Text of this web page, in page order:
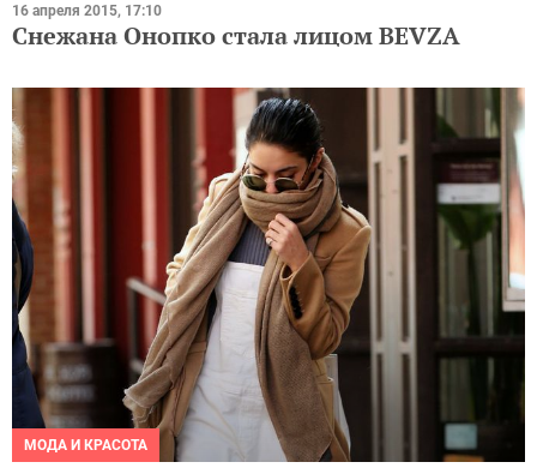
16 апреля 2015, 17:10
Снежана Онопко стала лицом BEVZA
МОДА И КРАСОТА